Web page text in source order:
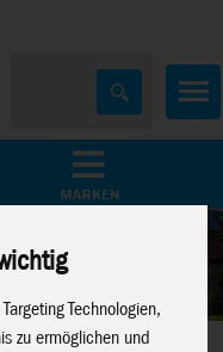
Technologien,
zu ermöglichen und